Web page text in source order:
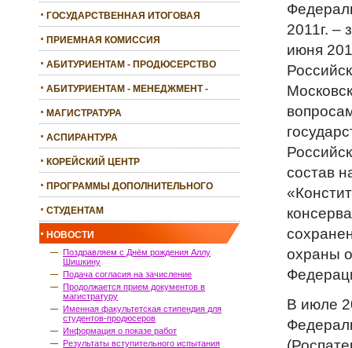
ГОСУДАРСТВЕННАЯ ИТОГОВАЯ
ПРИЕМНАЯ КОМИССИЯ
АБИТУРИЕНТАМ - ПРОДЮСЕРСТВО
АБИТУРИЕНТАМ - МЕНЕДЖМЕНТ -
МАГИСТРАТУРА
АСПИРАНТУРА
КОРЕЙСКИЙ ЦЕНТР
ПРОГРАММЫ ДОПОЛНИТЕЛЬНОГО
СТУДЕНТАМ
НОВОСТИ
Поздравляем с Днём рождения Аллу
Шишкину
Подача согласия на зачисление
Продолжается прием документов в
магистратуру
Именная факультетская стипендия для
студентов-продюсеров
Информация о показе работ
Результаты вступительного испытания
2011г. –
июня
состав
охраны
В июле